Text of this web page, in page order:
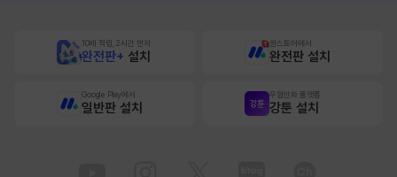
10배 적립, 2시간 먼저
완전판+ 설치
원스토어에서
완전판 설치
Google Play에서
일반판 설치
무협만화 플랫폼
강툰 설치